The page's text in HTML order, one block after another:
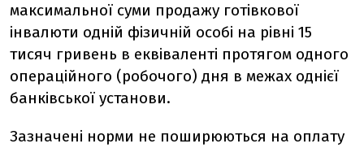
максимальної суми продажу готівкової
інвалюти одній фізичній особі на рівні 15
тисяч гривень в еквіваленті протягом одного
операційного (робочого) дня в межах однієї
банківської установи.
Зазначені норми не поширюються на оплату